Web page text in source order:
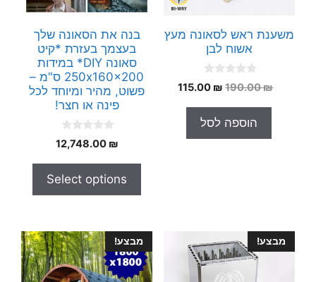
משענת ראש לסאונה מעץ
אשוח לבן
0
o
o
5
190.00₪
המחיר
היה:
190.00 ₪.
115.00 ₪
המחיר
הוספה לסל
בנה את הסאונה שלך
בעצמך בעזרת *קיט
סאונה DIY* במידות
250x160x200 ס"מ –
פשוט, מהיר ומיוחד לכל
פינה או חצר!
0
o
o
5
12,748.00 ₪
Select options
מבצע! מבצע!